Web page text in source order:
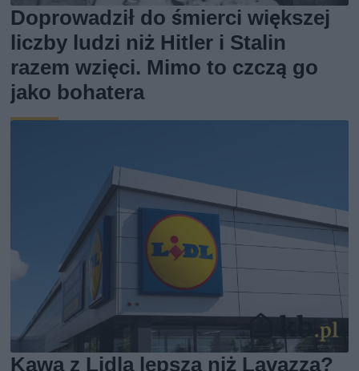
Doprowadził do śmierci większej
liczby ludzi niż Hitler i Stalin
razem wzięci. Mimo to czczą go
jako bohatera
Kawa z Lidla lepsza niż Lavazza?